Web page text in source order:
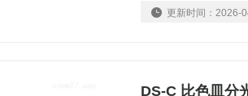
更新时间：2026-
DS-C 比色皿分